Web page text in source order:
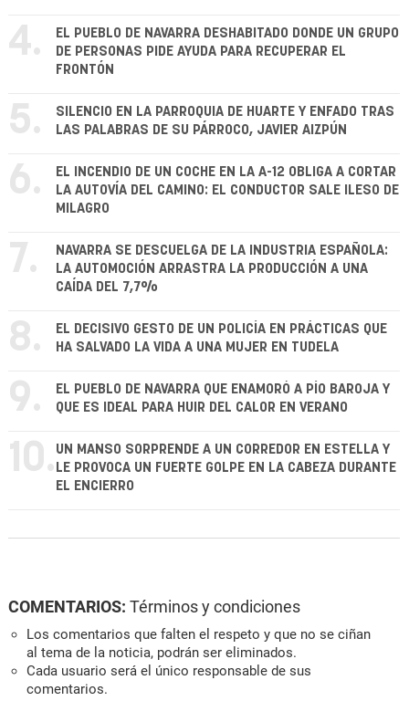
4.
EL PUEBLO DE NAVARRA DESHABITADO DONDE UN GRUPO
DE PERSONAS PIDE AYUDA PARA RECUPERAR EL
FRONTÓN
5.
SILENCIO EN LA PARROQUIA DE HUARTE Y ENFADO TRAS
LAS PALABRAS DE SU PÁRROCO, JAVIER AIZPÚN
6.
EL INCENDIO DE UN COCHE EN LA A-12 OBLIGA A CORTAR
LA AUTOVÍA DEL CAMINO: EL CONDUCTOR SALE ILESO DE
MILAGRO
7.
NAVARRA SE DESCUELGA DE LA INDUSTRIA ESPAÑOLA:
LA AUTOMOCIÓN ARRASTRA LA PRODUCCIÓN A UNA
CAÍDA DEL 7,7%
8.
EL DECISIVO GESTO DE UN POLICÍA EN PRÁCTICAS QUE
HA SALVADO LA VIDA A UNA MUJER EN TUDELA
9.
EL PUEBLO DE NAVARRA QUE ENAMORÓ A PÍO BAROJA Y
QUE ES IDEAL PARA HUIR DEL CALOR EN VERANO
10. UN MANSO SORPRENDE A UN CORREDOR EN ESTELLA Y
LE PROVOCA UN FUERTE GOLPE EN LA CABEZA DURANTE
EL ENCIERRO
COMENTARIOS: Términos y condiciones
Los comentarios que falten el respeto y que no se ciñan
al tema de la noticia, podrán ser eliminados.
Cada usuario será el único responsable de sus
comentarios.